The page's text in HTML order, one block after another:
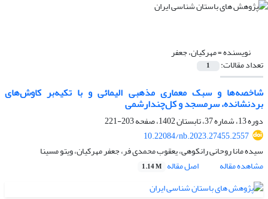
نویسنده =مهرکیان، جعفر
تعداد مقالات: 1
شاخصه‌ها و سبک معماری مذهبی الیمائی و با تکیه‌بر کاوش‌های
بردنشانده، سرمسجد و کل‌چندار‌شمی
دوره 13، شماره 37، تابستان 1402، صفحه
203-221
10.22084/nb.2023.27455.2557
سیده مانا روحانی رانکوهی، یعقوب محمدی فر، جعفر مهرکیان، ویتو مسینا
مشاهده مقاله
اصل مقاله 1.14 M